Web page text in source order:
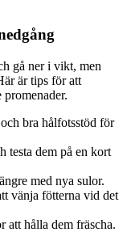
gå ner i vikt, men
är tips för att
bra hålfotsstöd för
testa dem på en kort
med nya sulor.
vänja fötterna vid det
att hålla dem fräscha.